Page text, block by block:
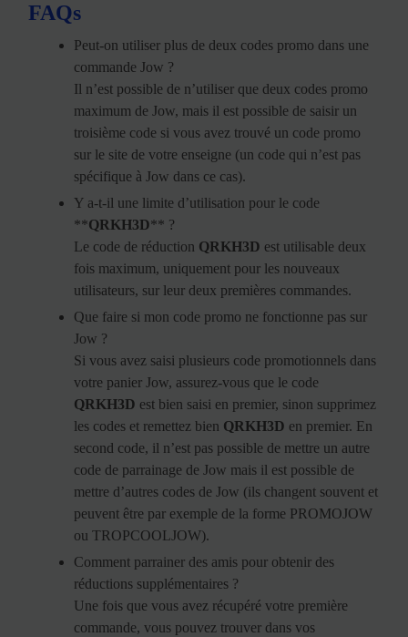
FAQs
Peut-on utiliser plus de deux codes promo dans une
commande Jow ?
Il n’est possible de n’utiliser que deux codes promo
maximum de Jow, mais il est possible de saisir un
troisième code si vous avez trouvé un code promo
sur le site de votre enseigne (un code qui n’est pas
spécifique à Jow dans ce cas).
Y a-t-il une limite d’utilisation pour le code
**QRKH3D** ?
Le code de réduction QRKH3D est utilisable deux
fois maximum, uniquement pour les nouveaux
utilisateurs, sur leur deux premières commandes.
Que faire si mon code promo ne fonctionne pas sur
Jow ?
Si vous avez saisi plusieurs code promotionnels dans
votre panier Jow, assurez-vous que le code
QRKH3D est bien saisi en premier, sinon supprimez
les codes et remettez bien QRKH3D en premier. En
second code, il n’est pas possible de mettre un autre
code de parrainage de Jow mais il est possible de
mettre d’autres codes de Jow (ils changent souvent et
peuvent être par exemple de la forme PROMOJOW
ou TROPCOOLJOW).
Comment parrainer des amis pour obtenir des
réductions supplémentaires ?
Une fois que vous avez récupéré votre première
commande, vous pouvez trouver dans vos